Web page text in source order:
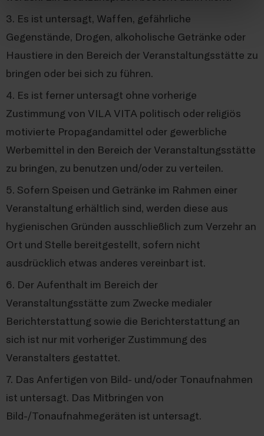
3. Es ist untersagt, Waffen, gefährliche
Gegenstände, Drogen, alkoholische Getränke oder
Haustiere in den Bereich der Veranstaltungsstätte zu
bringen oder bei sich zu führen.
4. Es ist ferner untersagt ohne vorherige
Zustimmung von VILA VITA politisch oder religiös
motivierte Propagandamittel oder gewerbliche
Werbemittel in den Bereich der Veranstaltungsstätte
zu bringen, zu benutzen und/oder zu verteilen.
5. Sofern Speisen und Getränke im Rahmen einer
Veranstaltung erhältlich sind, werden diese aus
hygienischen Gründen ausschließlich zum Verzehr an
Ort und Stelle bereitgestellt, sofern nicht
ausdrücklich etwas anderes vereinbart ist.
6. Der Aufenthalt im Bereich der
Veranstaltungsstätte zum Zwecke medialer
Berichterstattung sowie die Berichterstattung an
sich ist nur mit vorheriger Zustimmung des
Veranstalters gestattet.
7. Das Anfertigen von Bild- und/oder Tonaufnahmen
ist untersagt. Das Mitbringen von
Bild-/Tonaufnahmegeräten ist untersagt.